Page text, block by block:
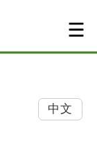
中文